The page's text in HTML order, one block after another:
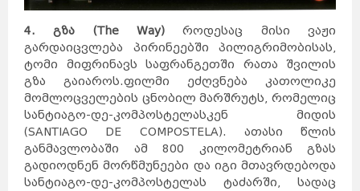
4. გზა (The Way) როდესაც მისი ვაჟი
გარდაიცვლება პირინეებში პილიგრიმობისას,
ტომი მიფრინავს საფრანგეთში რათა შვილის
გზა გაიაროს.ფილმი ეძღვნება კათოლიკე
მომლოცველების ცნობილ მარშრუტს, რომელიც
სანტიაგო-დე-კომპოსტელასკენ მიდის
(SANTIAGO DE COMPOSTELA). ათასი წლის
განმავლობაში ამ 800 კილომეტრიან გზას
გადიოდნენ მორწმუნეები და იგი მთავრდებოდა
სანტიაგო-დე-კომპოსტელას ტაძარში, სადაც